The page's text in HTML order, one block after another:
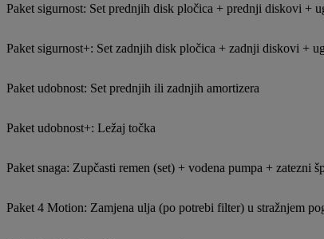
Paket sigurnost: Set prednjih disk pločica + prednji diskovi +
Paket sigurnost+: Set zadnjih disk pločica + zadnji diskovi +
Paket udobnost: Set prednjih ili zadnjih amortizera
Paket udobnost+: Ležaj točka
Paket snaga: Zupčasti remen (set) + vodena pumpa + zatezni
Paket 4 Motion: Zamjena ulja (po potrebi filter) u stražnjem